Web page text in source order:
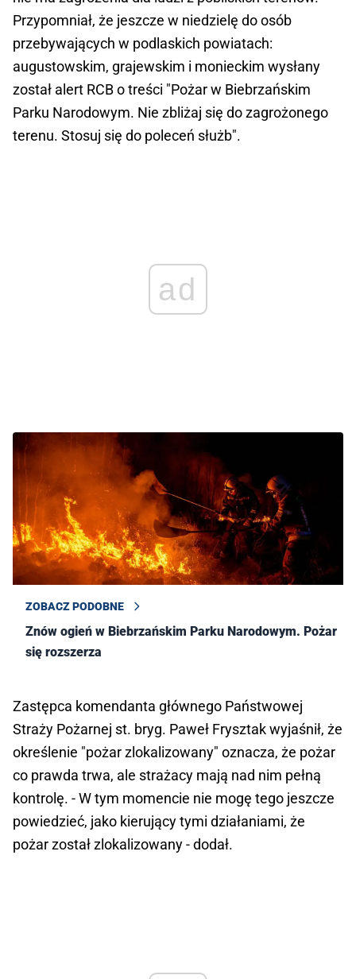
Przypomniał, że jeszcze w niedzielę do osób
przebywających w podlaskich powiatach:
augustowskim, grajewskim i monieckim wysłany
został alert RCB o treści "Pożar w Biebrzańskim
Parku Narodowym. Nie zbliżaj się do zagrożonego
terenu. Stosuj się do poleceń służb".
ad
ZOBACZ PODOBNE
Znów ogień w Biebrzańskim Parku Narodowym. Pożar
się rozszerza
Zastępca komendanta głównego Państwowej
Straży Pożarnej st. bryg. Paweł Frysztak wyjaśnił, że
określenie "pożar zlokalizowany" oznacza, że pożar
co prawda trwa, ale strażacy mają nad nim pełną
kontrolę. - W tym momencie nie mogę tego jeszcze
powiedzieć, jako kierujący tymi działaniami, że
pożar został zlokalizowany - dodał.